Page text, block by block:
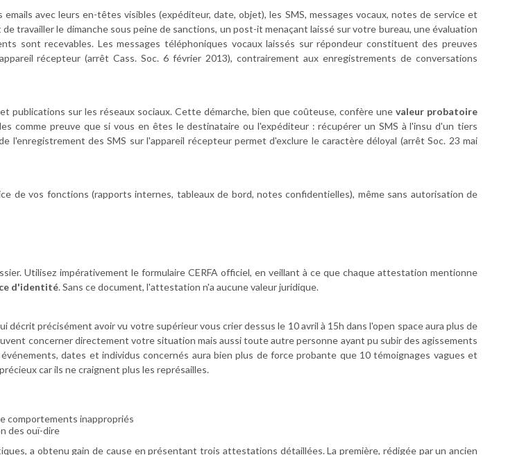
emails avec leurs en-têtes visibles (expéditeur, date, objet), les SMS, messages vocaux, notes de service et
travailler le dimanche sous peine de sanctions, un post-it menaçant laissé sur votre bureau, une évaluation
sont recevables. Les messages téléphoniques vocaux laissés sur répondeur constituent des preuves
récepteur (arrêt Cass. Soc. 6 février 2013), contrairement aux enregistrements de conversations
publications sur les réseaux sociaux. Cette démarche, bien que coûteuse, confère une valeur probatoire
comme preuve que si vous en êtes le destinataire ou l'expéditeur : récupérer un SMS à l'insu d'un tiers
l'enregistrement des SMS sur l'appareil récepteur permet d'exclure le caractère déloyal (arrêt Soc. 23 mai
de vos fonctions (rapports internes, tableaux de bord, notes confidentielles), même sans autorisation de
Utilisez impérativement le formulaire CERFA officiel, en veillant à ce que chaque attestation mentionne
d'identité. Sans ce document, l'attestation n'a aucune valeur juridique.
précisément avoir vu votre supérieur vous crier dessus le 10 avril à 15h dans l'open space aura plus de
concerner directement votre situation mais aussi toute autre personne ayant pu subir des agissements
dates et individus concernés aura bien plus de force probante que 10 témoignages vagues et
car ils ne craignent plus les représailles.
comportements inappropriés
des ouï-dire
a obtenu gain de cause en présentant trois attestations détaillées. La première, rédigée par un ancien